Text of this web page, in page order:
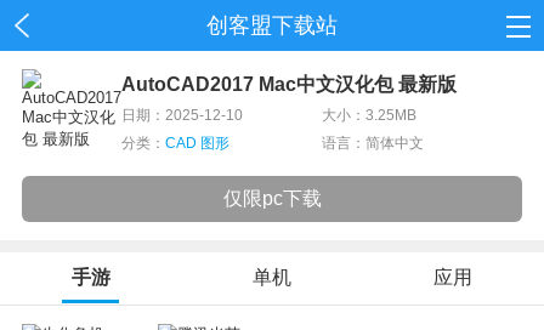
创客盟下载站
首页
资讯
AutoCAD2017 Mac中文汉化包 最新版
日期：2025-12-10
大小：3.25MB
分类： CAD 图形 语言：简体中文
仅限pc下载
手游 单机 应用